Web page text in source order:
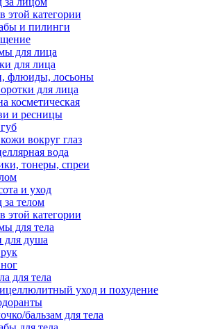
этой категории
и пилинги
для лица
для лица
флюиды, лосьоны
для лица
косметическая
и ресницы
вокруг глаз
вода
тонеры, спреи
и уход
за телом
этой категории
для тела
для душа
для тела
уход и похудение
бальзам для тела